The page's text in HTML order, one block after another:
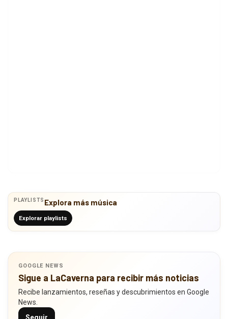
PLAYLISTS Explora más música
Explorar playlists
GOOGLE NEWS
Sigue a LaCaverna para recibir más noticias
Recibe lanzamientos, reseñas y descubrimientos en Google
News.
Seguir